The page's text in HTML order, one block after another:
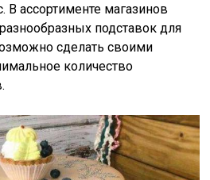
В ассортименте магазинов
подставок для
сделать своими
количество